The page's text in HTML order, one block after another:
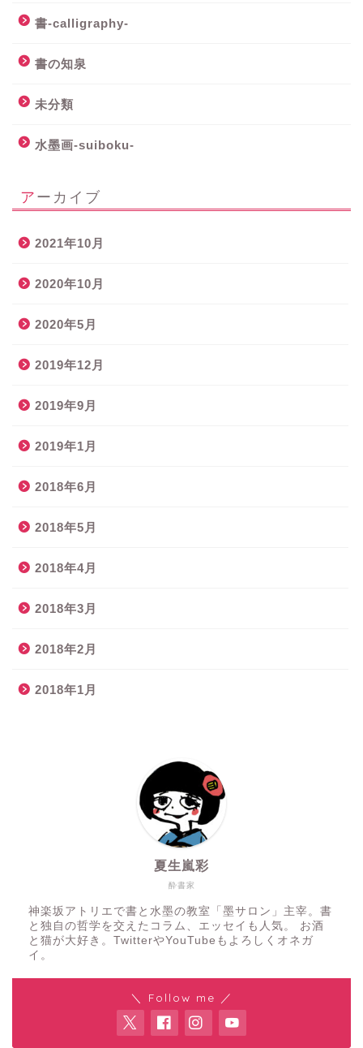
書-calligraphy-
書の知泉
未分類
水墨画-suiboku-
アーカイブ
2021年10月
2020年10月
2020年5月
2019年12月
2019年9月
2019年1月
2018年6月
2018年5月
2018年4月
2018年3月
2018年2月
2018年1月
酔書家
夏生嵐彩
神楽坂アトリエで書と水墨の教室「墨サロン」主宰。書
と独自の哲学を交えたコラム、エッセイも人気。 お酒
と猫が大好き。TwitterやYouTubeもよろしくオネガ
イ。
＼ Follow me ／